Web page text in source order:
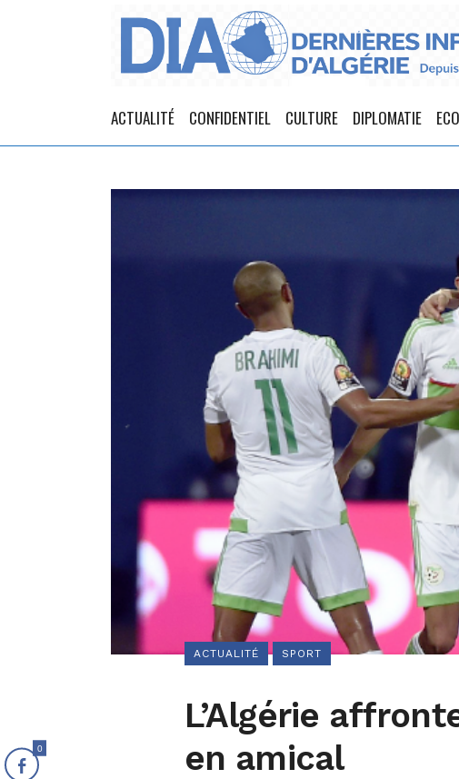
ACTUALITÉ CONFIDENTIEL CULTURE DIPLOMATIE
ACTUALITÉ SPORT
L’Algérie
en amical
0